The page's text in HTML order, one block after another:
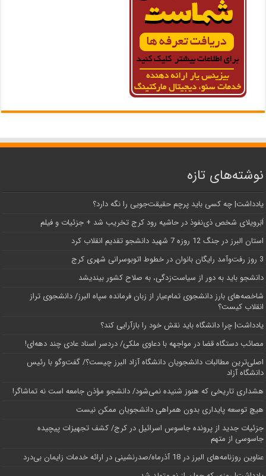
نوشته‌های تازه
یادداشت| ‌چه کسی باید پرچم حقیقت‌جویی را نگه دارد؟
اَبَر‌ویلای شخص ذی‌نفوذ در حاشیه‌ رود کرج تخریب شد + جزئیات و فیلم
استان البرز در جنگ 12 روزه 7 شهید دانشجو تقدیم انقلاب کرد
3 روز رفت‌وآمد رایگان بانوان در خطوط اتوبوسرانی شهری کرج
دانشجو باید به دور از سیاست‌زدگی، به صلاح کشور بیندیشد
شاخصه‌های بارز دانشجوی تمام‌عیار از زبان فرمانده سپاه البرز/ دانشجوی تراز
انقلاب کیست؟
یادداشت| چرا دانشگاه باید نقش خود را بازآرایی کند؟
مصائب دستگاه قضا در مواجهه با دعاوی ملکی/ دردسر اسناد عادی چند‌ دهه‌ای!
اصلی‌ترین مطالبات دانشجویان دانشگاه آزاد البرز چیست؟/ گفت‌وگو با رئیس
دانشگاه آز‌اد
هشداری تاریخی که هنوز شنیده نمی‌شود/ دانشجو مؤذن جامعه است نه تماشاگر!
هیچ توسعه پایداری بدون همراهی دانشجویان ممکن نیست
جزئیات جدید از پرونده جاسوس اسرائیل در کرج/‌ کشف تجهیزات پیچیده
جاسوسی از متهم
عناوین روزنامه‌های البرز در ‌18 آذرماه/صدرنشینی در ارائه خدمات زایمان بی‌درد